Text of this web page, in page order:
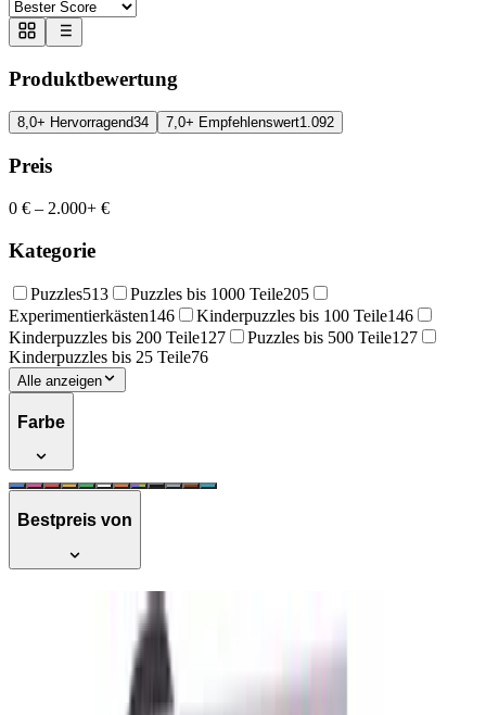
Produktbewertung
8,0+ Hervorragend34 7,0+ Empfehlenswert1.092
Preis
0 € – 2.000+ €
Kategorie
Puzzles513 Puzzles bis 1000 Teile205
Experimentierkästen146 Kinderpuzzles bis 100 Teile146
Kinderpuzzles bis 200 Teile127 Puzzles bis 500 Teile127
Kinderpuzzles bis 25 Teile76
Alle anzeigen
Farbe
Bestpreis von
Plüsch Mickey mit Beißring